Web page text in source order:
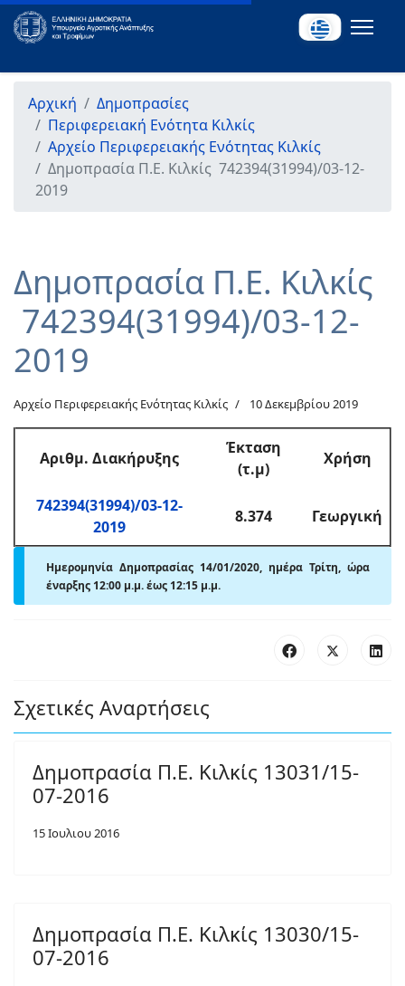
Αρχική
Δημοπρασίες
Περιφερειακή Ενότητα Κιλκίς
Αρχείο Περιφερειακής Ενότητας Κιλκίς
Δημοπρασία Π.Ε. Κιλκίς 742394(31994)/03-12-
2019
Δημοπρασία Π.Ε. Κιλκίς
742394(31994)/03-12-
2019
Αρχείο Περιφερειακής Ενότητας Κιλκίς 10 Δεκεμβρίου 2019
Αριθμ. Διακήρυξης
Έκταση
(τ.μ)
Χρήση
742394(31994)/03-12-
2019
8.374 Γεωργική
Ημερομηνία Δημοπρασίας 14/01/2020, ημέρα Τρίτη, ώρα
έναρξης 12:00 μ.μ. έως 12:15 μ.μ.
Σχετικές Αναρτήσεις
Δημοπρασία Π.Ε. Κιλκίς 13031/15-
07-2016
15 Ιουλιου 2016
Δημοπρασία Π.Ε. Κιλκίς 13030/15-
07-2016